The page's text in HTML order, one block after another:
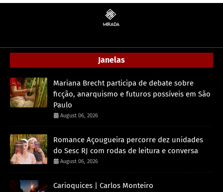
Janelas
Mariana Brecht participa de debate sobre
ficção, anarquismo e futuros possíveis em São
Paulo
August 06, 2026
Romance Açougueira percorre dez unidades
do Sesc RJ com rodas de leitura e conversa
August 06, 2026
Carioquices | Carlos Monteiro